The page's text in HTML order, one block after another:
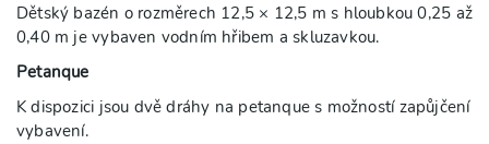
Dětský bazén o rozměrech 12,5 × 12,5 m s hloubkou 0,25 až
0,40 m je vybaven vodním hřibem a skluzavkou.
Petanque
K dispozici jsou dvě dráhy na petanque s možností zapůjčení
vybavení.